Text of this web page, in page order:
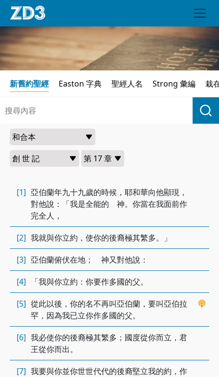
新舊約聖經 Easton 字典 聖經人名 Strong 彙編 栽
[1] 亞伯蘭年九十九歲的時候，耶和華向他顯現，
對他說：「我是全能的 神。你當在我面前作
完全人，
[2] 我就與你立約，使你的後裔極其繁多。」
[3] 亞伯蘭俯伏在地； 神又對他說：
[4] 「我與你立約：你要作多國的父。
[5] 從此以後，你的名不再叫亞伯蘭，要叫亞伯拉
罕，因為我已立你作多國的父。
[6] 我必使你的後裔極其繁多；國度從你而立，君
王從你而出。
[7] 我要與你並你世世代代的後裔堅立我的約，作